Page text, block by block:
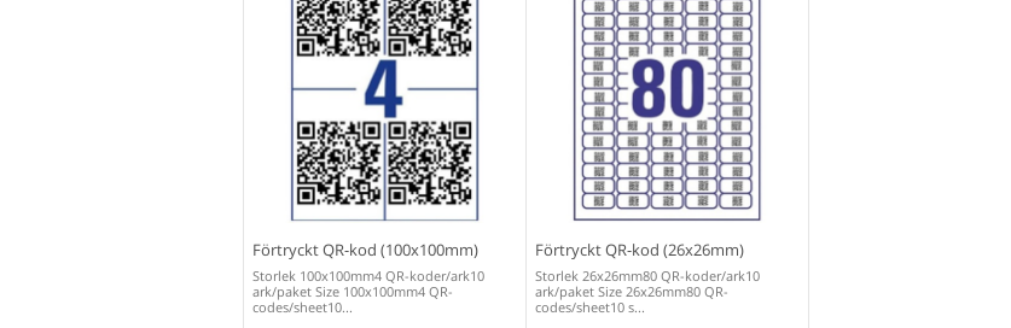
Förtryckt QR-kod (100x100mm)
Storlek 100x100mm4 QR-koder/ark10
ark/paket Size 100x100mm4 QR-
codes/sheet10...
Förtryckt QR-kod (26x26mm)
Storlek 26x26mm80 QR-koder/ark10
ark/paket Size 26x26mm80 QR-
codes/sheet10 s...